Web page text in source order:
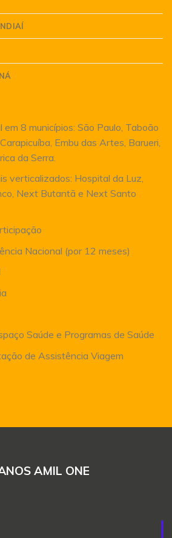
8 municípios: São Paulo, Taboão
Embu das Artes, Barueri,
da Serra.
verticalizados: Hospital da Luz,
Next Butantã e Next Santo
Nacional (por 12 meses)
Saúde e Programas de Saúde
de Assistência Viagem
AMIL ONE